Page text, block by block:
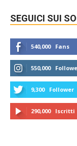
SEGUICI SUI
540,000 Fans
550,000
9,300 Follower
290,000 Iscritti